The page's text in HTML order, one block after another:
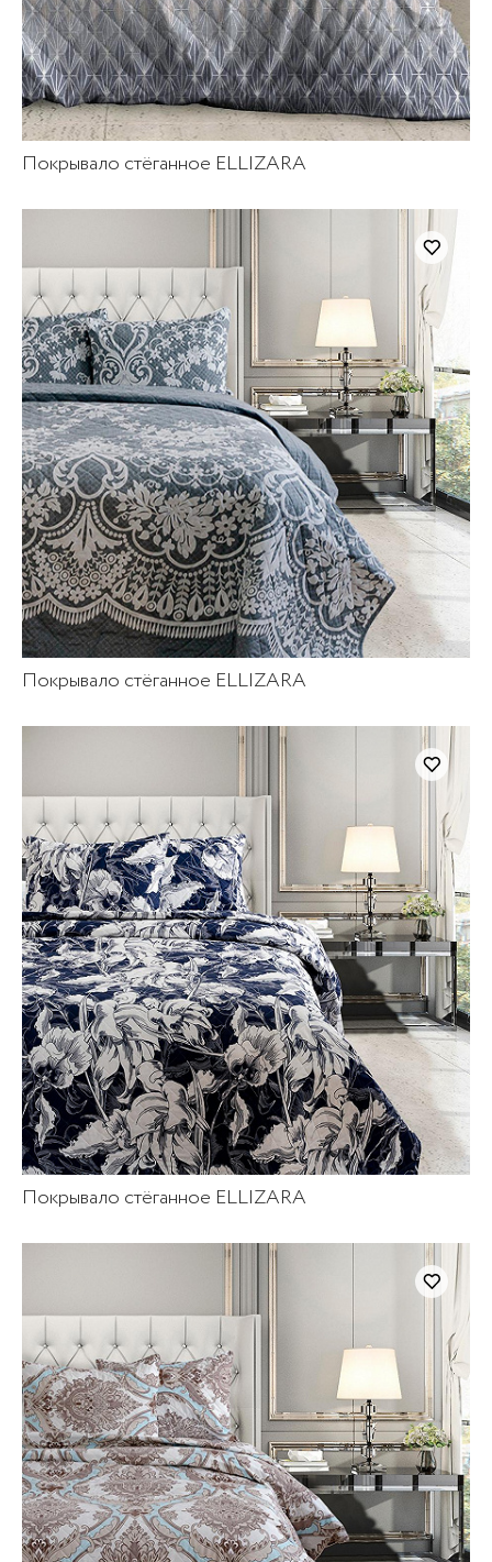
Покрывало стёганное ELLIZARA
Покрывало стёганное ELLIZARA
Покрывало стёганное ELLIZARA